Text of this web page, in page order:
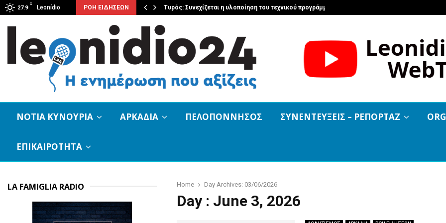
27.9
C
Leonídio ΡΟΗ ΕΙΔΗΣΕΩΝ
Βασιλειάδη ο νεαρός… Τυρός: Συνεχίζεται η υλοποίηση του τεχνικού προγράμματος…
ΝΟΤΙΑ ΚΥΝΟΥΡΙΑ ΑΡΚΑΔΙΑ ΠΕΛΟΠΟΝΝΗΣΟΣ ΣΥΝΕΝΤΕΥΞΕΙΣ – ΡΕΠΟΡΤΑΖ
ΕΠΙΚΑΙΡΟΤΗΤΑ
Home Day Archives: 03/06/2026
Day : June 3, 2026
LA FAMIGLIA RADIO